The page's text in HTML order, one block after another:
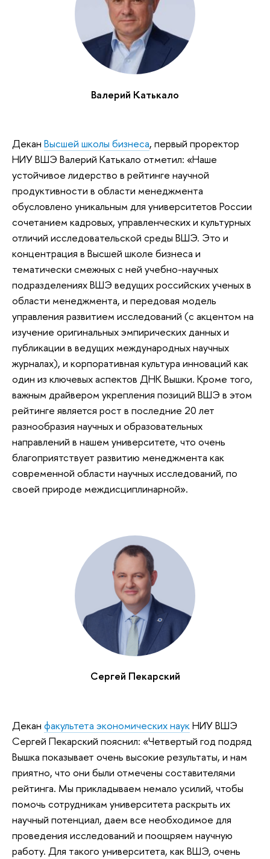
Валерий Катькало
Декан Высшей школы бизнеса, первый проректор
НИУ ВШЭ Валерий Катькало отметил: «Наше
устойчивое лидерство в рейтинге научной
продуктивности в области менеджмента
обусловлено уникальным для университетов России
сочетанием кадровых, управленческих и культурных
отличий исследовательской среды ВШЭ. Это и
концентрация в Высшей школе бизнеса и
тематически смежных с ней учебно-научных
подразделениях ВШЭ ведущих российских ученых в
области менеджмента, и передовая модель
управления развитием исследований (с акцентом на
изучение оригинальных эмпирических данных и
публикации в ведущих международных научных
журналах), и корпоративная культура инноваций как
один из ключевых аспектов ДНК Вышки. Кроме того,
важным драйвером укрепления позиций ВШЭ в этом
рейтинге является рост в последние 20 лет
разнообразия научных и образовательных
направлений в нашем университете, что очень
благоприятствует развитию менеджмента как
современной области научных исследований, по
своей природе междисциплинарной».
Сергей Пекарский
Декан факультета экономических наукНИУ ВШЭ
Сергей Пекарский пояснил: «Четвертый год подряд
Вышка показывает очень высокие результаты, и нам
приятно, что они были отмечены составителями
рейтинга. Мы прикладываем немало усилий, чтобы
помочь сотрудникам университета раскрыть их
научный потенциал, даем все необходимое для
проведения исследований и поощряем научную
работу. Для такого университета, как ВШЭ, очень